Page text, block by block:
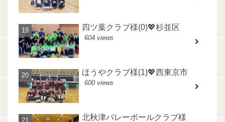
四ツ葉クラブ様(0)💖杉並区
604 views
ほうやクラブ様(1)💖西東京市
600 views
北秋津バレーボールクラブ様